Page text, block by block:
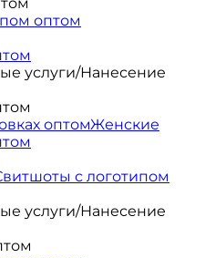
оптом
услуги/Нанесение
оптомЖенские
с логотипом
услуги/Нанесение